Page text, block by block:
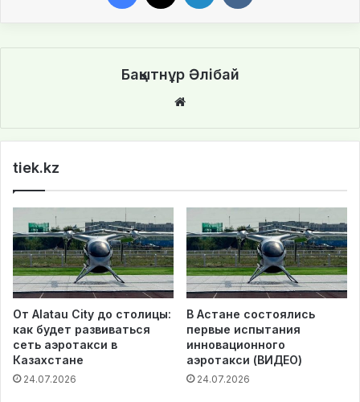
Бақытнұр Әлібай
te
tiek.kz
От Alatau City до столицы:
как будет развиваться
сеть аэротакси в
Казахстане
24.07.2026
В Астане состоялись
первые испытания
инновационного
аэротакси (ВИДЕО)
24.07.2026